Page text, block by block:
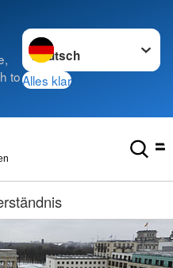
to
Sprache wechseln zu
Alles klar